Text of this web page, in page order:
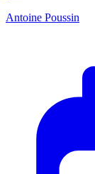
Antoine Poussin